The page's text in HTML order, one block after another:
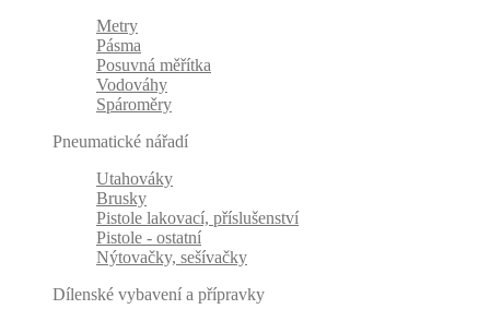
Metry
Pásma
Posuvná měřítka
Vodováhy
Spároměry
Pneumatické nářadí
Utahováky
Brusky
Pistole lakovací, příslušenství
Pistole - ostatní
Nýtovačky, sešívačky
Dílenské vybavení a přípravky